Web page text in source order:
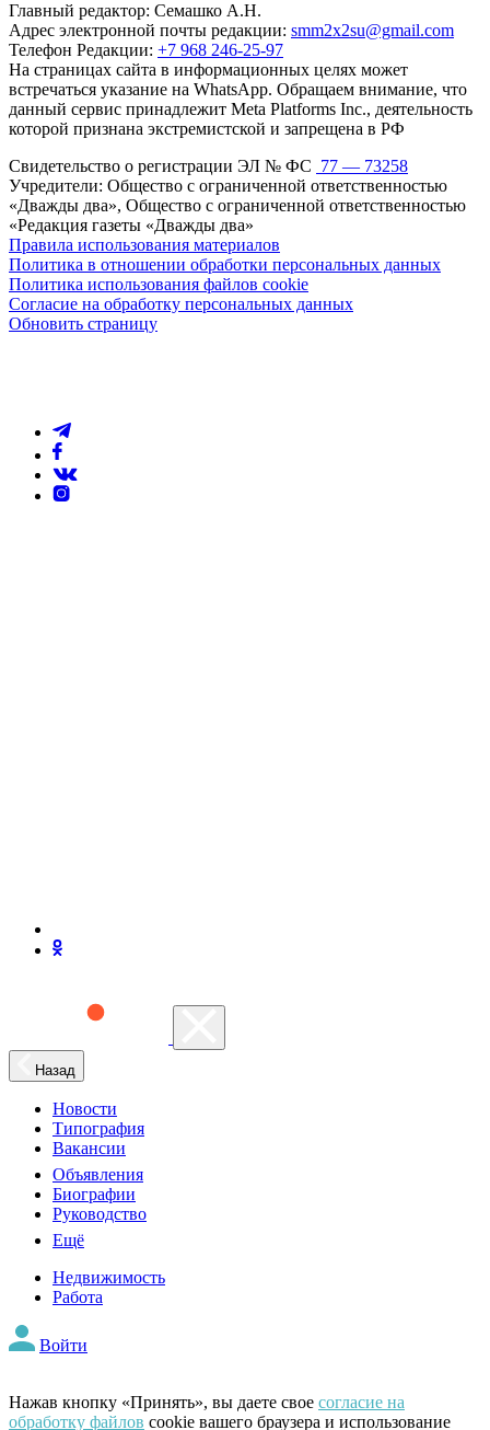
Главный редактор: Семашко А.Н.
Адрес электронной почты редакции: smm2x2su@gmail.com
Телефон Редакции: +7 968 246-25-97
На страницах сайта в информационных целях может
встречаться указание на WhatsApp. Обращаем внимание, что
данный сервис принадлежит Meta Platforms Inc., деятельность
которой признана экстремистской и запрещена в РФ
Свидетельство о регистрации ЭЛ № ФС 77 — 73258
Учредители: Общество с ограниченной ответственностью
«Дважды два», Общество с ограниченной ответственностью
«Редакция газеты «Дважды два»
Правила использования материалов
Политика в отношении обработки персональных данных
Политика использования файлов cookie
Согласие на обработку персональных данных
Обновить страницу
Назад
Новости
Типография
Вакансии
Объявления
Биографии
Руководство
Ещё
Недвижимость
Работа
Войти
Нажав кнопку «Принять», вы даете свое согласие на
обработку файлов cookie вашего браузера и использование